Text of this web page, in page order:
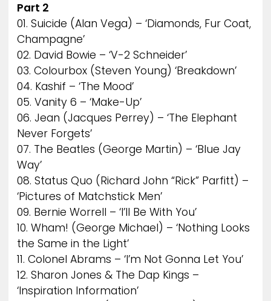
Part 2
01. Suicide (Alan Vega) – ‘Diamonds, Fur Coat,
Champagne’
02. David Bowie – ‘V-2 Schneider’
03. Colourbox (Steven Young) ‘Breakdown’
04. Kashif – ‘The Mood’
05. Vanity 6 – ‘Make-Up’
06. Jean (Jacques Perrey) – ‘The Elephant
Never Forgets’
07. The Beatles (George Martin) – ‘Blue Jay
Way’
08. Status Quo (Richard John “Rick” Parfitt) –
‘Pictures of Matchstick Men’
09. Bernie Worrell – ‘I’ll Be With You’
10. Wham! (George Michael) – ‘Nothing Looks
the Same in the Light’
11. Colonel Abrams – ‘I’m Not Gonna Let You’
12. Sharon Jones & The Dap Kings –
‘Inspiration Information’